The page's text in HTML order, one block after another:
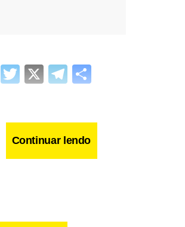
LinkedIn
Twitter
X Telegram
Continuar lendo